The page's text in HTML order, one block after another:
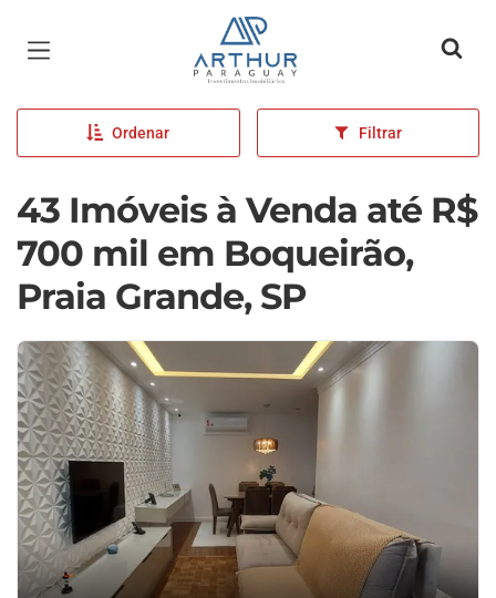
Página inicial
Ordenar Filtrar
43 Imóveis à Venda até R$
700 mil em Boqueirão,
Praia Grande, SP